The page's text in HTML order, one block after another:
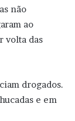
não
ao
volta das
drogados.
e em